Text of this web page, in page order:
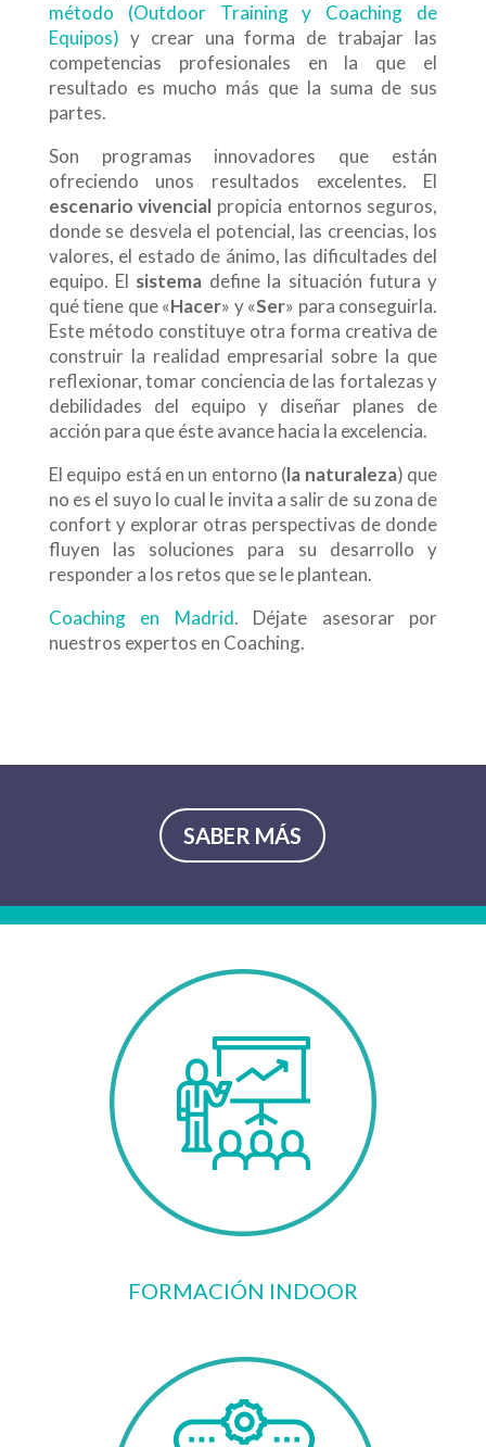
método (Outdoor Training y Coaching de
Equipos) y crear una forma de trabajar las
competencias profesionales en la que el
resultado es mucho más que la suma de sus
partes.
Son programas innovadores que están
ofreciendo unos resultados excelentes. El
escenario vivencial propicia entornos seguros,
donde se desvela el potencial, las creencias, los
valores, el estado de ánimo, las dificultades del
equipo. El sistema define la situación futura y
qué tiene que «Hacer» y «Ser» para conseguirla.
Este método constituye otra forma creativa de
construir la realidad empresarial sobre la que
reflexionar, tomar conciencia de las fortalezas y
debilidades del equipo y diseñar planes de
acción para que éste avance hacia la excelencia.
El equipo está en un entorno (la naturaleza) que
no es el suyo lo cual le invita a salir de su zona de
confort y explorar otras perspectivas de donde
fluyen las soluciones para su desarrollo y
responder a los retos que se le plantean.
Coaching en Madrid. Déjate asesorar por
nuestros expertos en Coaching.
SABER MÁS
FORMACIÓN INDOOR